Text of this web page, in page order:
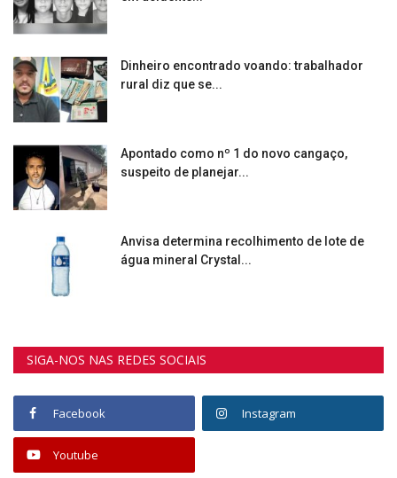
Dinheiro encontrado voando: trabalhador
rural diz que se...
Apontado como nº 1 do novo cangaço,
suspeito de planejar...
Anvisa determina recolhimento de lote de
água mineral Crystal...
SIGA-NOS NAS REDES SOCIAIS
Facebook Instagram
Youtube